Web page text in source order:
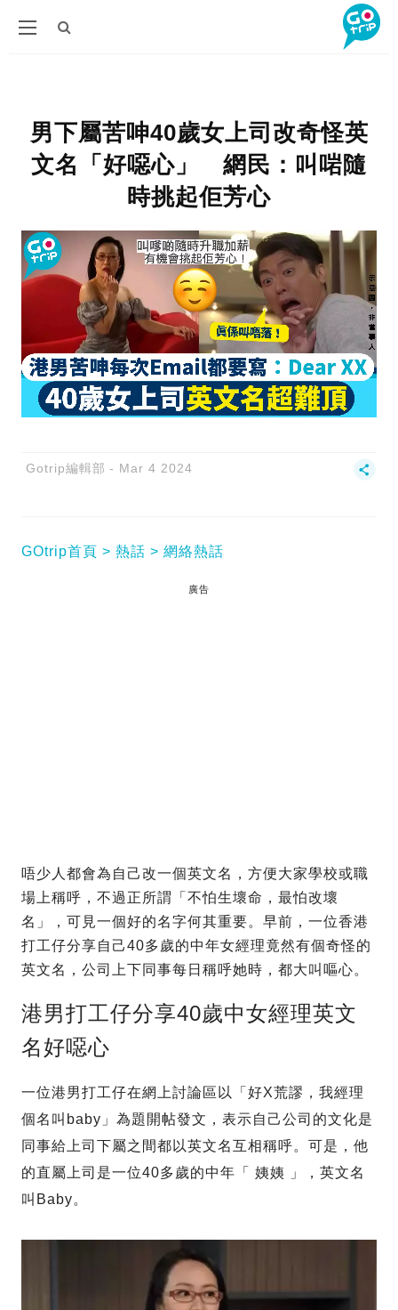
男下屬苦呻40歲女上司改奇怪英
文名「好噁心」 網民：叫啱隨
時挑起佢芳心
Gotrip編輯部 Mar 4 2024
GOtrip首頁 熱話 網絡熱話
廣告
唔少人都會為自己改一個英文名，方便大家學校或職
場上稱呼，不過正所謂「不怕生壞命，最怕改壞
名」，可見一個好的名字何其重要。早前，一位香港
打工仔分享自己40多歲的中年女經理竟然有個奇怪的
英文名，公司上下同事每日稱呼她時，都大叫嘔心。
港男打工仔分享40歲中女經理英文
名好噁心
一位港男打工仔在網上討論區以「好X荒謬，我經理
個名叫baby」為題開帖發文，表示自己公司的文化是
同事給上司下屬之間都以英文名互相稱呼。可是，他
的直屬上司是一位40多歲的中年「 姨姨 」，英文名
叫Baby。